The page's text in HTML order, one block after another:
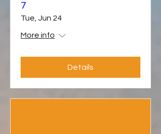
7
Tue, Jun 24
More info
Details